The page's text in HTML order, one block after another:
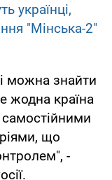
українці,
"Мінська-2"
можна знайти
жодна країна
що
-